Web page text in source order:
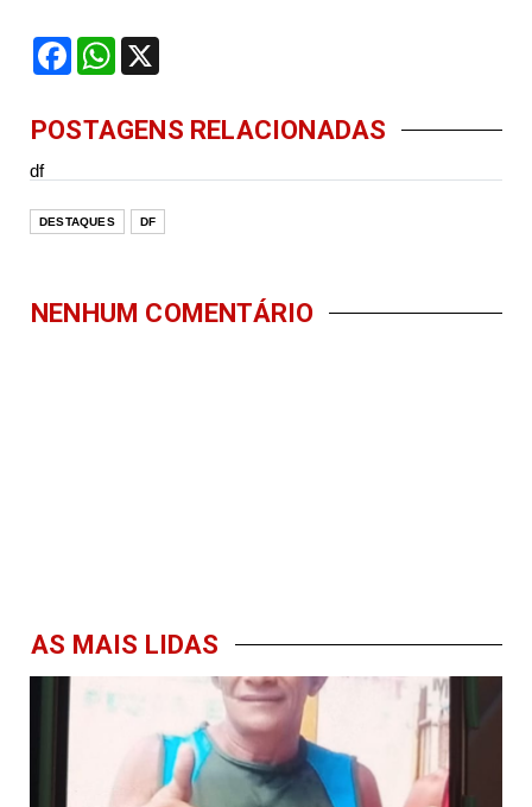
FacebookWhatsApp
POSTAGENS RELACIONADAS
df
DESTAQUES DF
NENHUM COMENTÁRIO
AS MAIS LIDAS